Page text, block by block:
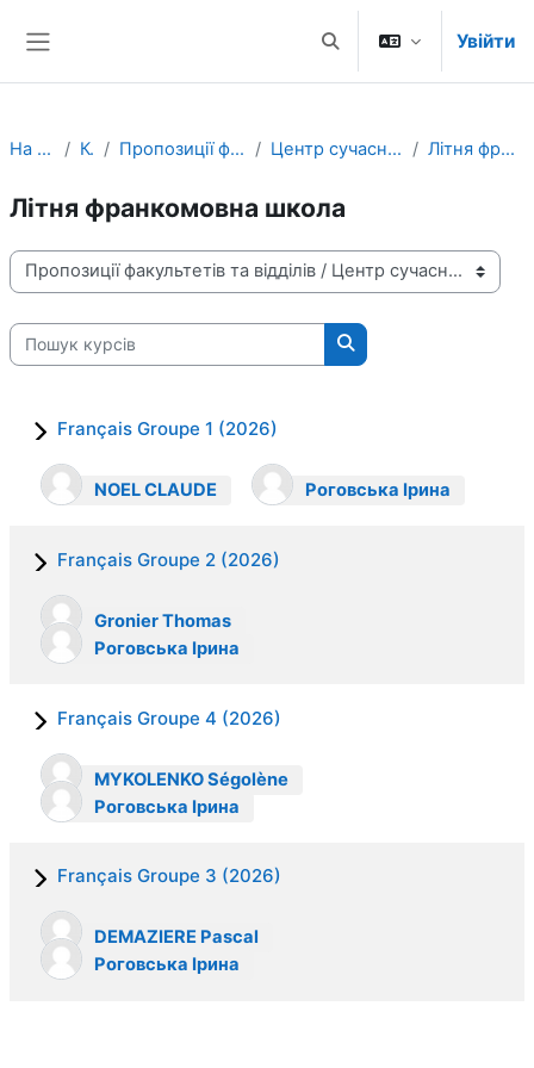
Переключити Увійти
На головну Курси Пропозиції факультетів та відділів Центр сучасних іноземних мов УКУ Літня франкомовна школа
Літня франкомовна школа
Категорії курсів
Пошук курсів
Пошук курсів
Français Groupe 1 (2026)
NOEL CLAUDE Роговська Ірина
Français Groupe 2 (2026)
Gronier Thomas
Роговська Ірина
Français Groupe 4 (2026)
MYKOLENKO Ségolène
Роговська Ірина
Français Groupe 3 (2026)
DEMAZIERE Pascal
Роговська Ірина